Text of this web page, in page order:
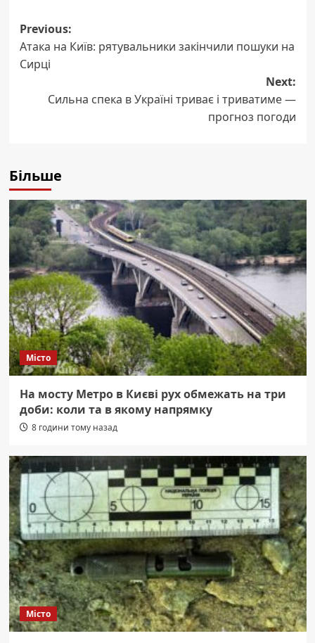
Post
navigation
Previous:
Атака на Київ: рятувальники закінчили пошуки на
Сирці
Next:
Сильна спека в Україні триває і триватиме —
прогноз погоди
Більше
Місто
На мосту Метро в Києві рух обмежать на три
доби: коли та в якому напрямку
8 години тому назад
Місто